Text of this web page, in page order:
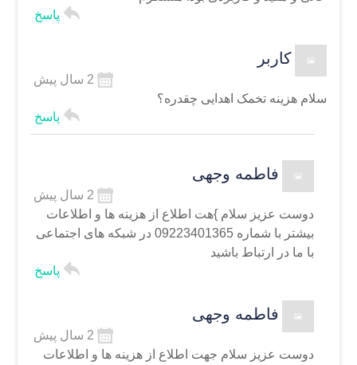
پاسخ
کاربر
سلام هزینه تخمک اهدایی چقدره؟
2 سال پیش
پاسخ
فاطمه وجهی
دوست عزیز سلام}هت اطلاع از هزینه ها و اطلاعات
بیشتر با شماره 09223401365 در شبکه های اجتماعی
با ما در ارتباط باشید
2 سال پیش
پاسخ
فاطمه وجهی
دوست عزیز سلام جهت اطلاع از هزینه ها و اطلاعات
2 سال پیش